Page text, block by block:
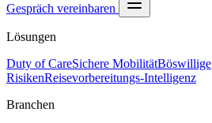
Gespräch vereinbaren
Lösungen
Duty of CareSichere MobilitätBöswillige
RisikenReisevorbereitungs-Intelligenz
Branchen